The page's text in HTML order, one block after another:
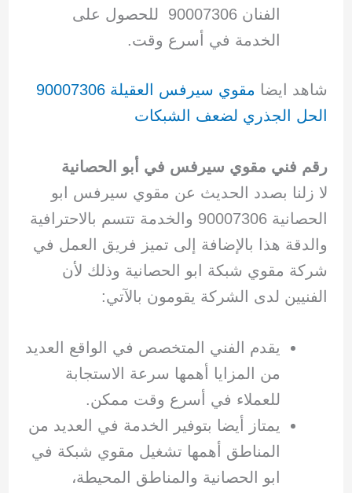
الفنان 90007306 للحصول على
الخدمة في أسرع وقت.
شاهد ايضا
مقوي سيرفس العقيلة 90007306
الحل الجذري لضعف الشبكات
رقم فني مقوي سيرفس في أبو الحصانية
لا زلنا بصدد الحديث عن مقوي سيرفس ابو
الحصانية 90007306 والخدمة تتسم بالاحترافية
والدقة هذا بالإضافة إلى تميز فريق العمل في
شركة مقوي شبكة ابو الحصانية وذلك لأن
الفنيين لدى الشركة يقومون بالآتي:
يقدم الفني المتخصص في الواقع العديد
من المزايا أهمها سرعة الاستجابة
للعملاء في أسرع وقت ممكن.
يمتاز أيضا بتوفير الخدمة في العديد من
المناطق أهمها تشغيل مقوي شبكة في
ابو الحصانية والمناطق المحيطة،